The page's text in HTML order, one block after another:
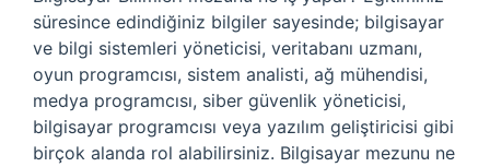
süresince edindiğiniz bilgiler sayesinde; bilgisayar
ve bilgi sistemleri yöneticisi, veritabanı uzmanı,
oyun programcısı, sistem analisti, ağ mühendisi,
medya programcısı, siber güvenlik yöneticisi,
bilgisayar programcısı veya yazılım geliştiricisi gibi
birçok alanda rol alabilirsiniz. Bilgisayar mezunu ne